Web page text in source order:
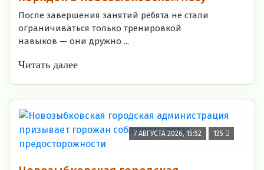
После завершения занятий ребята не стали
ограничиваться только тренировкой
навыков — они дружно ...
Читать далее
7 АВГУСТА 2026, 15:52 135